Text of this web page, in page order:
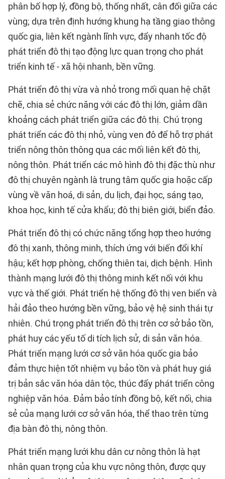
phân bố hợp lý, đồng bộ, thống nhất, cân đối giữa các
vùng; dựa trên định hướng khung hạ tầng giao thông
quốc gia, liên kết ngành lĩnh vực, đẩy nhanh tốc độ
phát triển đô thị tạo động lực quan trọng cho phát
triển kinh tế - xã hội nhanh, bền vững.
Phát triển đô thị vừa và nhỏ trong mối quan hệ chặt
chẽ, chia sẻ chức năng với các đô thị lớn, giảm dần
khoảng cách phát triển giữa các đô thị. Chú trọng
phát triển các đô thị nhỏ, vùng ven đô để hỗ trợ phát
triển nông thôn thông qua các mối liên kết đô thị,
nông thôn. Phát triển các mô hình đô thị đặc thù như
đô thị chuyên ngành là trung tâm quốc gia hoặc cấp
vùng về văn hoá, di sản, du lịch, đại học, sáng tạo,
khoa học, kinh tế cửa khẩu; đô thị biên giới, biển đảo.
Phát triển đô thị có chức năng tổng hợp theo hướng
đô thị xanh, thông minh, thích ứng với biến đổi khí
hậu; kết hợp phòng, chống thiên tai, dịch bệnh. Hình
thành mạng lưới đô thị thông minh kết nối với khu
vực và thế giới. Phát triển hệ thống đô thị ven biển và
hải đảo theo hướng bền vững, bảo vệ hệ sinh thái tự
nhiên. Chú trọng phát triển đô thị trên cơ sở bảo tồn,
phát huy các yếu tố di tích lịch sử, di sản văn hóa.
Phát triển mạng lưới cơ sở văn hóa quốc gia bảo
đảm thực hiện tốt nhiệm vụ bảo tồn và phát huy giá
trị bản sắc văn hóa dân tộc, thúc đẩy phát triển công
nghiệp văn hóa. Đảm bảo tính đồng bộ, kết nối, chia
sẻ của mạng lưới cơ sở văn hóa, thể thao trên từng
địa bàn đô thị, nông thôn.
Phát triển mạng lưới khu dân cư nông thôn là hạt
nhân quan trọng của khu vực nông thôn, được quy